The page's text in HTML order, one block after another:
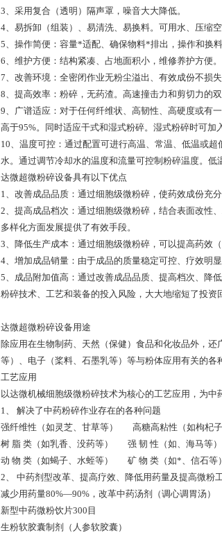
3、采用复合（透明）隔声罩，噪音大大降低。
4、易拆卸（组装）、易清洗、易换料。可用水、压缩
5、操作简便：容量*适配、确保物料*排出，操作和换料
6、维护方便：结构紧凑、占地面积小，维修养护方便。
7、改善环境：全密闭作业无粉尘溢出、有效成份不损
8、提高效率：粉碎，无药渣。高速撞击力和剪切力的
9、广谱适应：对于任何纤维状、高韧性、高硬度或有
高于95%。同时适应干式和湿式粉碎。湿式粉碎时可加
10、温度可控：通过配置可进行高温、常温、低温或
水。通过调节冷却水的温度和流量可控制粉碎温度。
达微超微粉碎设备具有以下优点
1、改善成品品质：通过细胞级微粉碎，使药效成份充
2、提高成品档次：通过细胞级微粉碎，结合表面改性
多样化方面发展提供了有效手段。
3、降低生产成本：通过细胞级微粉碎，可以提高药效
4、增加成品销量：由于成品的质量稳定可控、疗效明
5、成品附加值高：通过改善成品品质、提高档次、降
粉碎技术、工艺和装备的投入风险，大大地缩短了投资
达微超微粉碎设备用途
除应用在生物制药、天然（保健）食品和化妆品外，
等）、电子（桨料、石墨乳等）等与粉体应用有关的各
工艺应用
以达微机械细胞级微粉碎技术为核心的工艺应用，为中
1、 解决了中药粉碎作业存在的各种问题
强纤维性（如灵芝、甘草等） 高糖高粘性（如枸杞
树 脂 类（如乳香、没药等） 强 韧 性（如、海马等
动 物 类（如蝎子、水蛭等） 矿 物 类（如*、信石等）
2、 中药剂型改革、提高疗效、降低用药量及提高微粉
减少用药量80%—90%，改革中药汤剂（调心调胃汤）
新型中药微粉饮片300目
生粉软胶囊制剂（人参软胶囊）